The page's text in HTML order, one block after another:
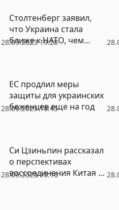
28.09.2023 19:28
Столтенберг заявил,
что Украина стала
ближе к НАТО, чем
28.09.2023 18:45
ЕС продлил меры
защиты для украинских
беженцев еще на год
28.09.2023 18:16
Си Цзиньпин рассказал
о перспективах
воссоединения Китая с